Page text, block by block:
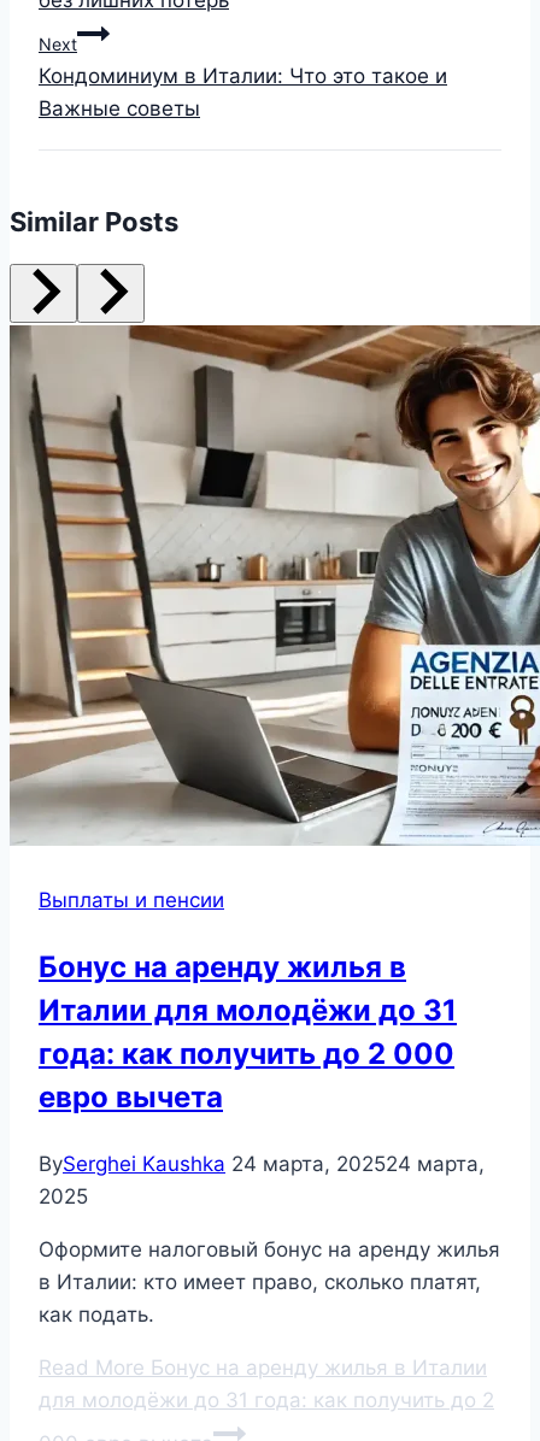
Next
Кондоминиум в Италии: Что это такое и
Важные советы
Similar Posts
Выплаты и пенсии
Бонус на аренду жилья в
Италии для молодёжи до 31
года: как получить до 2 000
евро вычета
BySerghei Kaushka 24 марта, 202524 марта,
2025
Оформите налоговый бонус на аренду жилья
в Италии: кто имеет право, сколько платят,
как подать.
Read More Бонус на аренду жилья в Италии
для молодёжи до 31 года: как получить до 2